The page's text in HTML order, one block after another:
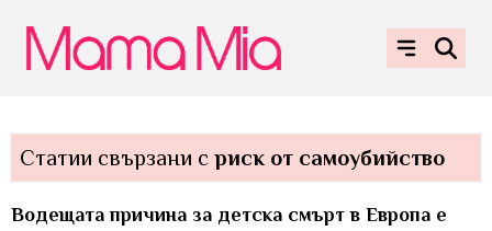
Статии свързани с риск от самоубийство
Водещата причина за детска смърт в Европа е